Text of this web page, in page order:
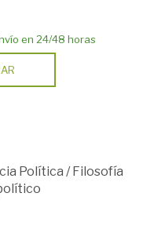
en 24/48 horas
Política /Filosofía